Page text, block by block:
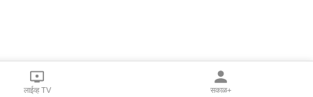
लाईव्ह TV सकाळ+